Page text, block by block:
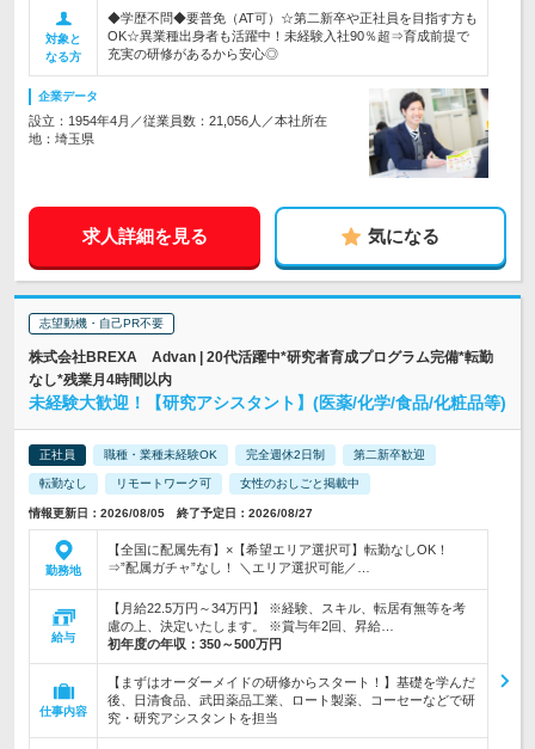
対象と
なる方
◆学歴不問◆要普免（AT可）☆第二新卒や正社員を目指す方も
OK☆異業種出身者も活躍中！未経験入社90％超⇒育成前提で
充実の研修があるから安心◎
企業データ
設立：1954年4月／従業員数：21,056人／本社所在
地：埼玉県
求人詳細を見る 気になる
志望動機・自己PR不要
株式会社BREXA Advan | 20代活躍中*研究者育成プログラム完備*転勤
なし*残業月4時間以内
未経験大歓迎！【研究アシスタント】(医薬/化学/食品/化粧品等)
正社員 職種・業種未経験OK 完全週休2日制 第二新卒歓迎
転勤なし リモートワーク可 女性のおしごと掲載中
情報更新日：2026/08/05 終了予定日：2026/08/27
勤務地
【全国に配属先有】×【希望エリア選択可】転勤なしOK！
⇒”配属ガチャ”なし！ ＼エリア選択可能／…
給与
【月給22.5万円～34万円】 ※経験、スキル、転居有無等を考
慮の上、決定いたします。 ※賞与年2回、昇給…
初年度の年収： 350～500万円
仕事内容
【まずはオーダーメイドの研修からスタート！】基礎を学んだ
後、日清食品、武田薬品工業、ロート製薬、コーセーなどで研
究・研究アシスタントを担当